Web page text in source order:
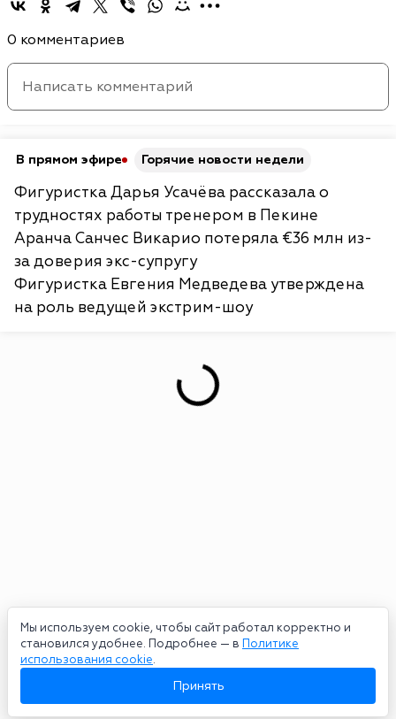
Мы используем cookie, чтобы сайт работал корректно и
становился удобнее. Подробнее — в Политике
использования cookie.
Принять
0 комментариев
В прямом эфире Горячие новости недели
Фигуристка Дарья Усачёва рассказала о
трудностях работы тренером в Пекине
Аранча Санчес Викарио потеряла €36 млн из-
за доверия экс-супругу
Фигуристка Евгения Медведева утверждена
на роль ведущей экстрим-шоу